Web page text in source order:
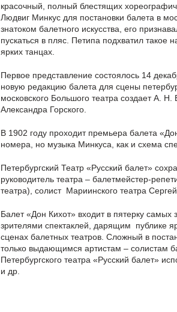
красочный, полный блестящих
Людвиг Минкус для постановки балета в
знатоком балетного искусства, его
пускаться в пляс. Петипа подхватил такое
ярких танцах.
Первое представление состоялось 14
новую редакцию балета для сцены
московского Большого театра создает А.
Александра Горского.
В 1902 году проходит премьера балета
номера, но музыка Минкуса, как и схема
Петербургский Театр «Русский балет»
руководитель театра – балетмейстер-
театра), солист Мариинского театра
Балет «Дон Кихот» входит в пятерку
зрителями спектаклей, дарящим публике
сценах балетных театров. Сложный в
только выдающимся артистам – солистам
Петербургского театра «Русский балет»
и др.